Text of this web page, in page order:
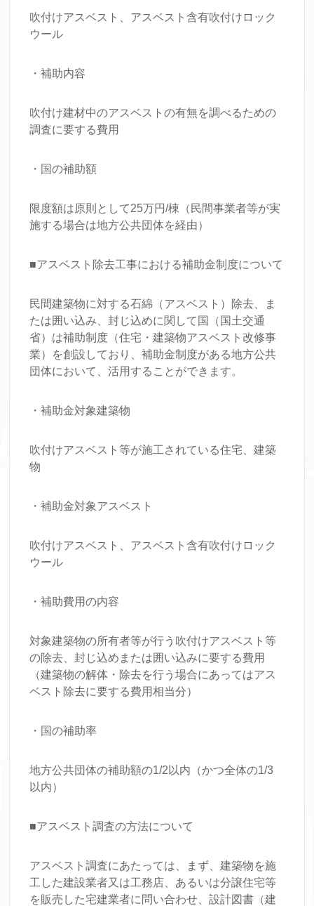
吹付けアスベスト、アスベスト含有吹付けロック
ウール
・補助内容
吹付け建材中のアスベストの有無を調べるための
調査に要する費用
・国の補助額
限度額は原則として25万円/棟（民間事業者等が実
施する場合は地方公共団体を経由）
■アスベスト除去工事における補助金制度について
民間建築物に対する石綿（アスベスト）除去、ま
たは囲い込み、封じ込めに関して国（国土交通
省）は補助制度（住宅・建築物アスベスト改修事
業）を創設しており、補助金制度がある地方公共
団体において、活用することができます。
・補助金対象建築物
吹付けアスベスト等が施工されている住宅、建築
物
・補助金対象アスベスト
吹付けアスベスト、アスベスト含有吹付けロック
ウール
・補助費用の内容
対象建築物の所有者等が行う吹付けアスベスト等
の除去、封じ込めまたは囲い込みに要する費用
（建築物の解体・除去を行う場合にあってはアス
ベスト除去に要する費用相当分）
・国の補助率
地方公共団体の補助額の1/2以内（かつ全体の1/3
以内）
■アスベスト調査の方法について
アスベスト調査にあたっては、まず、建築物を施
工した建設業者又は工務店、あるいは分譲住宅等
を販売した宅建業者に問い合わせ、設計図書（建